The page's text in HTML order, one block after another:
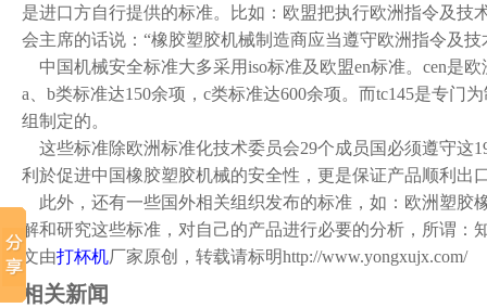
是进口方自行提供的标准。比如：欧盟把执行欧洲指令及技
会主席的话说：“橡胶塑胶机械制造商应当遵守欧洲指令及
中国机械安全标准大多采用iso标准及欧盟en标准。cen是
a、b类标准达150余项，c类标准达600余项。而tc145是专
组制定的。
这些标准除欧洲标准化技术委员会29个成员国必须遵守这
利於促进中国橡胶塑胶机械的安全性，更是保证产品顺利出
此外，还有一些国外相关组织发布的标准，如：欧洲塑胶
解和研究这些标准，对自己的产品进行必要的分析，所谓：
文由打杯机厂家原创，转载请标明http://www.yongxujx.com/
相关新闻